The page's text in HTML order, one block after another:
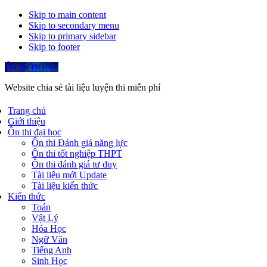
Skip to main content
Skip to secondary menu
Skip to primary sidebar
Skip to footer
Ôn thi ĐGNL
Website chia sẻ tài liệu luyện thi miễn phí
Trang chủ
Giới thiệu
Ôn thi đại học
Ôn thi Đánh giá năng lực
Ôn thi tốt nghiệp THPT
Ôn thi đánh giá tư duy
Tài liệu mới Update
Tài liệu kiến thức
Kiến thức
Toán
Vật Lý
Hóa Học
Ngữ Văn
Tiếng Anh
Sinh Học